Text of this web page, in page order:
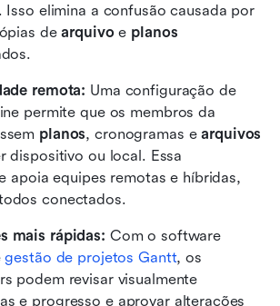
Isso elimina a confusão causada por
de arquivo e planos
remota: Uma configuração de
permite que os membros da
planos, cronogramas e arquivos
dispositivo ou local. Essa
apoia equipes remotas e híbridas,
conectados.
mais rápidas: Com o software
gestão de projetos Gantt, os
podem revisar visualmente
e progresso e aprovar alterações